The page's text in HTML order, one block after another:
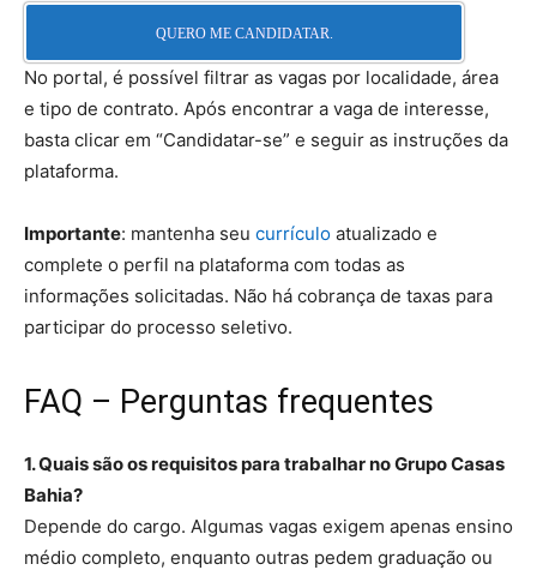
QUERO ME CANDIDATAR.
No portal, é possível filtrar as vagas por localidade, área
e tipo de contrato. Após encontrar a vaga de interesse,
basta clicar em “Candidatar-se” e seguir as instruções da
plataforma.
Importante: mantenha seu currículo atualizado e
complete o perfil na plataforma com todas as
informações solicitadas. Não há cobrança de taxas para
participar do processo seletivo.
FAQ – Perguntas frequentes
1. Quais são os requisitos para trabalhar no Grupo Casas
Bahia?
Depende do cargo. Algumas vagas exigem apenas ensino
médio completo, enquanto outras pedem graduação ou